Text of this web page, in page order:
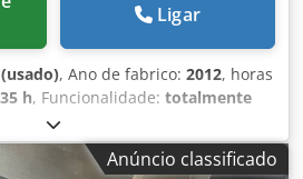
Ligar
, Ano de fabrico: 2012, horas
h, Funcionalidade: totalmente
de parafusos sem óleo Atlas Copco
Eock 90 kW 7,50 bar 14 m³/min
Horas de funcionamento: 5735
Anúncio classificado